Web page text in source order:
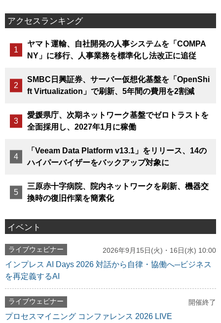
アクセスランキング
ヤマト運輸、自社開発の人事システムを「COMPA
NY」に移行、人事業務を標準化し法改正に追従
SMBC日興証券、サーバー仮想化基盤を「OpenShi
ft Virtualization」で刷新、5年間の費用を2割減
愛媛県庁、次期ネットワーク基盤でゼロトラストを
全面採用し、2027年1月に稼働
「Veeam Data Platform v13.1」をリリース、14の
ハイパーバイザーをバックアップ対象に
三原赤十字病院、院内ネットワークを刷新、機器交
換時の復旧作業を簡素化
イベント
ライブウェビナー 2026年9月15日(火)・16日(水) 10:00
インプレス AI Days 2026 対話から自律・協働へ─ビジネス
を再定義するAI
ライブウェビナー 開催終了
プロセスマイニング コンファレンス 2026 LIVE